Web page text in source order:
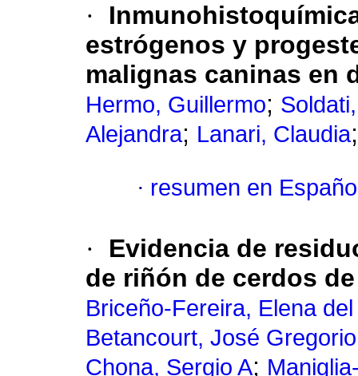
·
estrógenos y
malignas caninas en
Hermo, Guillermo;
Alejandra; Lanari, Claudia
· resumen en
·
Evidencia de
de riñón de cerdos
Briceño-Fereira, Elena
Betancourt, José Gregorio
Chona, Sergio A;